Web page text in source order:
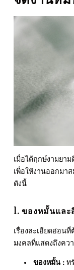
เมื่อได้ฤกษ์งามยา
เพื่อให้งานออกมา
ดังนี้
1. ของหมั้นแล
เรื่องละเอียดอ่อน
มงคลที่แสดงถึงคว
ของหมั้น :ท